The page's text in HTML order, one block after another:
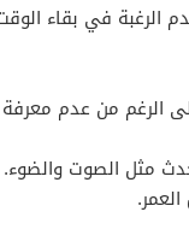
الرغبة في بقاء
الرغم من عدم
مثل الصوت والضوء.